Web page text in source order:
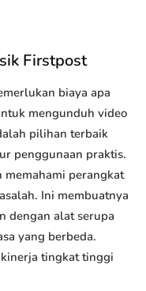
Firstpost
biaya apa
mengunduh video
pilihan terbaik
penggunaan praktis.
memahami perangkat
Ini membuatnya
dengan alat serupa
yang berbeda.
tingkat tinggi